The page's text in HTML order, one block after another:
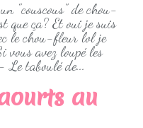
"couscous" de chou-
que ça? Et oui je suis
le chou-fleur lol je
avez loupé les
Le taboulé de...
au